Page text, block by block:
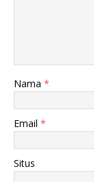
Nama *
Email *
Situs